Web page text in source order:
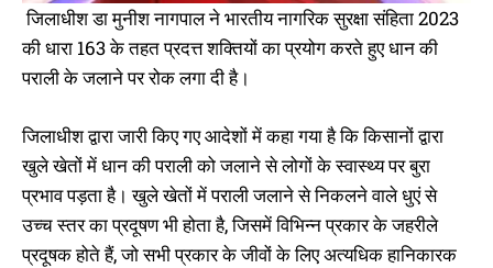
जिलाधीश डा मुनीश नागपाल ने भारतीय नागरिक सुरक्षा संहिता 2023
की धारा 163 के तहत प्रदत्त शक्तियों का प्रयोग करते हुए धान की
पराली के जलाने पर रोक लगा दी है।
जिलाधीश द्वारा जारी किए गए आदेशों में कहा गया है कि किसानों द्वारा
खुले खेतों में धान की पराली को जलाने से लोगों के स्वास्थ्य पर बुरा
प्रभाव पड़ता है। खुले खेतों में पराली जलाने से निकलने वाले धुएं से
उच्च स्तर का प्रदूषण भी होता है, जिसमें विभिन्न प्रकार के जहरीले
प्रदूषक होते हैं, जो सभी प्रकार के जीवों के लिए अत्यधिक हानिकारक